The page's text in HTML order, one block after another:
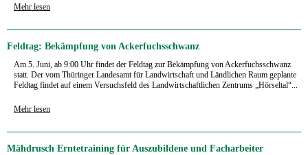
Mehr lesen
Feldtag: Bekämpfung von Ackerfuchsschwanz
Am 5. Juni, ab 9:00 Uhr findet der Feldtag zur Bekämpfung von Ackerfuchsschwanz
statt. Der vom Thüringer Landesamt für Landwirtschaft und Ländlichen Raum geplante
Feldtag findet auf einem Versuchsfeld des Landwirtschaftlichen Zentrums „Hörseltal“...
Mehr lesen
Mähdrusch Erntetraining für Auszubildene und Facharbeiter